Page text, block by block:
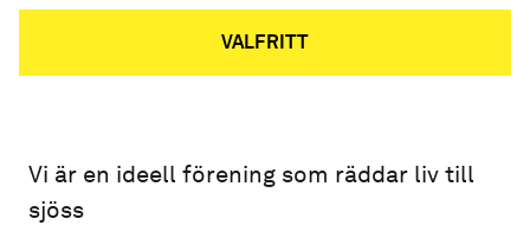
VALFRITT
Vi är en ideell förening som räddar liv till
sjöss